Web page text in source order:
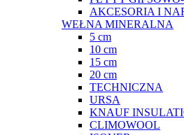
AKCESORIA I
WEŁNA MINERALNA
5 cm
10 cm
15 cm
20 cm
TECHNICZNA
URSA
KNAUF
CLIMOWOOL